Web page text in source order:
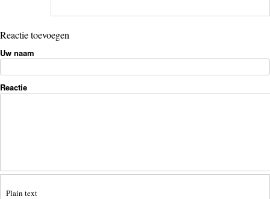
Reactie toevoegen
Uw naam
Reactie
Plain text